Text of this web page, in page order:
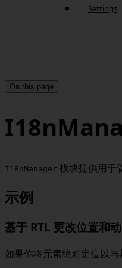
Settings
On this page
I18nManager 模块提供用于
示例
基于 RTL 更改位置和
如果你将元素绝对定位以